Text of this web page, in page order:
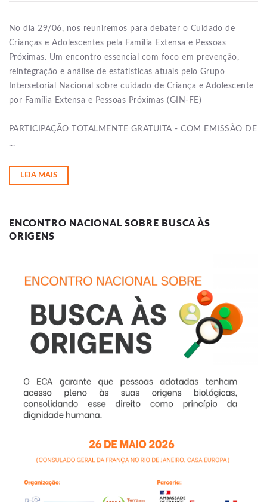
No dia 29/06, nos reuniremos para debater o Cuidado de
Crianças e Adolescentes pela Família Extensa e Pessoas
Próximas. Um encontro essencial com foco em prevenção,
reintegração e análise de estatísticas atuais pelo Grupo
Intersetorial Nacional sobre cuidado de Criança e Adolescente
por Família Extensa e Pessoas Próximas (GIN-FE)
PARTICIPAÇÃO TOTALMENTE GRATUITA - COM EMISSÃO DE
...
LEIA MAIS
ENCONTRO NACIONAL SOBRE BUSCA ÀS
ORIGENS